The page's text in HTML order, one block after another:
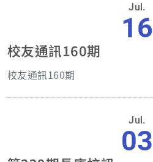
Jul.
16
校友通訊160期
校友通訊160期
Jul.
03